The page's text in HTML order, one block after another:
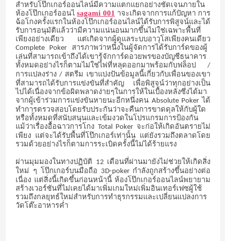
สำหรับโป๊กเกอร์ออนไลน์มีความแตกแยกอย่างชัดเจนภายใน
ห้องโป๊กเกอร์ออนไsagami 001 าจะเกิดจากการแก้ปัญหา การ
ฉ้อโกงครั้งแรกในห้องโป๊กเกอร์ออนไลน์ได้รับการพิสูจน์และได้
รับการอนุมัติแล้วว่ามีความแน่นอนมากขึ้นไม่ใช่เฉพาะพื้นที่
เพียงอย่างเดียว
แต่เกิดจากผู้ดูแลระบบอาวุโสเพียงคนเดียว
Complete Poker สารภาพว่าหนึ่งในผู้จัดการได้รับการ์ดของผู้
เล่นที่สามารถเข้าถึงได้เขารู้จักการ์ดอวยพรของบัญชีธนาคาร
ทั้งหมดอย่างไรก็ตามไม่ใช่ไพ่ที่หลุดออกมาพร้อมกับฟล็อป
/
การแปลงร่าง / สตรีม เขาแบ่งปันข้อมูลนี้เกี่ยวกับเพื่อนของเขา
ที่สามารถได้รับการแข่งขันที่สำคัญ
เพื่อพิสูจน์ว่าทุกอย่างเป็น
ไปได้เนื่องจากข้อผิดพลาดง่ายๆในการให้ในเบื้องหลังซึ่งได้มา
จากผู้เข้าร่วมการแข่งขันหายนะอีกหนึ่งคน Absolute Poker ได้
ทำการตรวจสอบโดยรับประกันว่าจะคืนการขาดดุลให้กับผู้ใด
หรือทั้งหมดที่สนับสนุนและเข้มงวดในโปรแกรมการป้องกัน
แม้ว่าเรื่องอื้อฉาวการโกง Total Poker จะก่อให้เกิดอันตรายไม่
เพียง
แต่จะได้รับพื้นที่โป๊กเกอร์เท่านั้น แต่ยังรวมถึงตลาดโดย
รวมด้วยอย่างไรก็ตามการระเบิดครั้งนี้ไม่ได้ร้ายแรง
ผ่านมุมมองในทางปฏิบัติ 12 เดือนที่ผ่านมายังไม่ช่วยให้เกิดสิ่ง
ใหม่
ๆ โป๊กเกอร์บนมือถือ 3D-poker กำลังถูกสร้างขึ้นอย่างต่อ
เนื่อง แต่สิ่งนี้เกิดขึ้นก่อนหน้านี้ ห้องโป๊กเกอร์ออนไลน์พยายาม
สร้างเวอร์ชันที่ไม่เคยได้มาเพิ่มเกมใหม่เพิ่มอินเทอร์เฟซผู้ใช้
รวมถึงกลยุทธ์ใหม่สำหรับการทำธุรกรรมและเปลี่ยนแปลงการ
วัดโต๊ะอาหารค่ำ